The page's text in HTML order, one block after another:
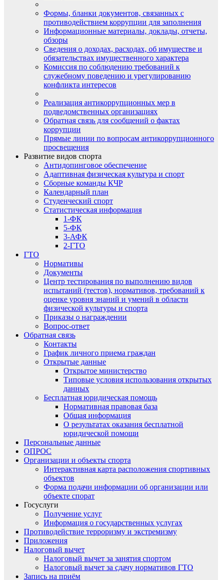
Формы, бланки документов, связанных с
противодействием коррупции для заполнения
Информационные материалы, доклады, отчеты,
обзоры
Сведения о доходах, расходах, об имуществе и
обязательствах имущественного характера
Комиссия по соблюдению требований к
служебному поведению и урегулированию
конфликта интересов
Реализация антикоррупционных мер в
подведомственных организациях
Обратная связь для сообщений о фактах
коррупции
Прямые линии по вопросам антикоррупционного
просвещения
Развитие видов спорта
Антидопинговое обеспечение
Адаптивная физическая культура и спорт
Сборные команды КЧР
Календарный план
Студенческий спорт
Статистическая информация
1-ФК
5-ФК
3-АФК
2-ГТО
ГТО
Нормативы
Документы
Центр тестирования по выполнению видов
испытаний (тестов), нормативов, требований к
оценке уровня знаний и умений в области
физической культуры и спорта
Приказы о награждении
Вопрос-ответ
Обратная связь
Контакты
График личного приема граждан
Открытые данные
Открытое министерство
Типовые условия использования открытых
данных
Бесплатная юридическая помощь
Нормативная правовая база
Общая информация
О результатах оказания бесплатной
юридической помощи
Персональные данные
ОПРОС
Организации и объекты спорта
Интерактивная карта расположения спортивных
объектов
Форма подачи информации об организации или
объекте спорат
Госуслуги
Получение услуг
Информация о государственных услугах
Противодействие терроризму и экстремизму
Приложения
Налоговый вычет
Налоговый вычет за занятия спортом
Налоговый вычет за сдачу нормативов ГТО
Запись на приём